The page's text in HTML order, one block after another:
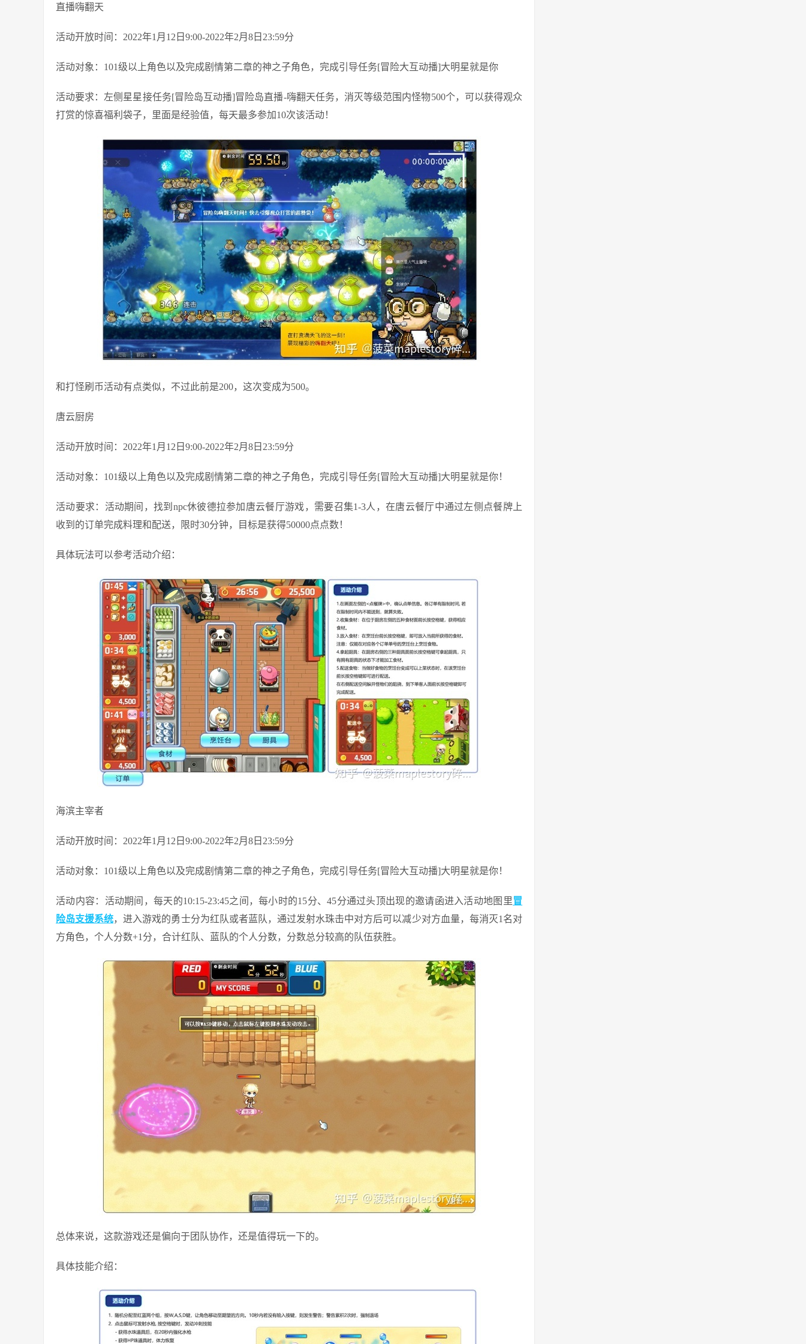
直播嗨翻天
活动开放时间：2022年1月12日9:00-2022年2月8日23:59分
活动对象：101级以上角色以及完成剧情第二章的神之子角色，完成引导任务[冒险大互动播]大明星就是你
活动要求：左侧星星接任务[冒险岛互动播]冒险岛直播-嗨翻天任务，消灭等级范围内怪物500个，可以获得观众
打赏的惊喜福利袋子，里面是经验值，每天最多参加10次该活动！
和打怪刷币活动有点类似，不过此前是200，这次变成为500。
唐云厨房
活动开放时间：2022年1月12日9:00-2022年2月8日23:59分
活动对象：101级以上角色以及完成剧情第二章的神之子角色，完成引导任务[冒险大互动播]大明星就是你！
活动要求：活动期间，找到npc休彼德拉参加唐云餐厅游戏，需要召集1-3人，在唐云餐厅中通过左侧点餐牌上
收到的订单完成料理和配送，限时30分钟，目标是获得50000点点数！
具体玩法可以参考活动介绍：
海滨主宰者
活动开放时间：2022年1月12日9:00-2022年2月8日23:59分
活动对象：101级以上角色以及完成剧情第二章的神之子角色，完成引导任务[冒险大互动播]大明星就是你！
活动内容：活动期间，每天的10:15-23:45之间，每小时的15分、45分通过头顶出现的邀请函进入活动地图里冒
险岛支援系统，进入游戏的勇士分为红队或者蓝队，通过发射水珠击中对方后可以减少对方血量，每消灭1名对
方角色，个人分数+1分，合计红队、蓝队的个人分数，分数总分较高的队伍获胜。
总体来说，这款游戏还是偏向于团队协作，还是值得玩一下的。
具体技能介绍：